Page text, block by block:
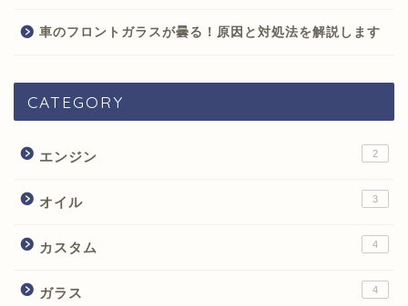
車のフロントガラスが曇る！原因と対処法を解説します
CATEGORY
エンジン 2
オイル 3
カスタム 4
ガラス 4